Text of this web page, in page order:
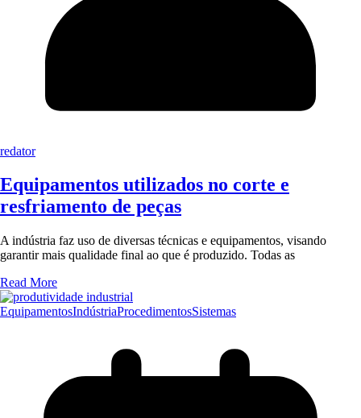
redator
Equipamentos utilizados no corte e
resfriamento de peças
A indústria faz uso de diversas técnicas e equipamentos, visando
garantir mais qualidade final ao que é produzido. Todas as
Read More
EquipamentosIndústriaProcedimentosSistemas